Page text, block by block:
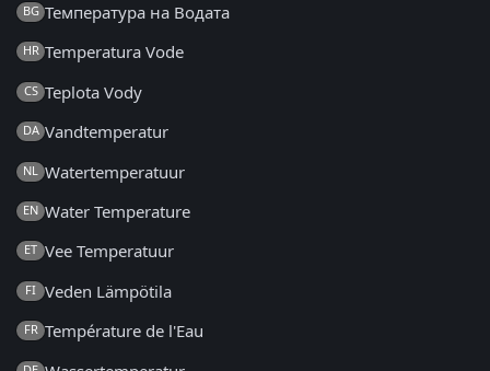
BG Температура на Водата
HR Temperatura Vode
CS Teplota Vody
DA Vandtemperatur
NL Watertemperatuur
EN Water Temperature
ET Vee Temperatuur
FI Veden Lämpötila
FR Température de l'Eau